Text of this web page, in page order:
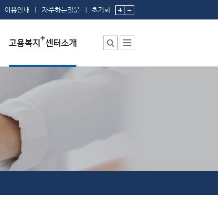
이용안내 자주하는질문 초기화
센터소장 인사말
센터에서 하는 일
부서 및 직원소개
시설안내
찾아오시는 길